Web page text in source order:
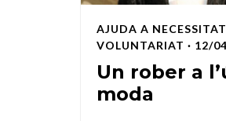
AJUDA A
VOLUNTARIAT · 12/
Un rober a
moda